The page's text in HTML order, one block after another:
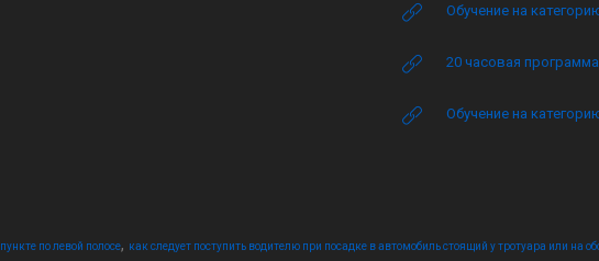
Обучение на
20 часовая
Обучение на
по левой полосе, как следует поступить водителю при посадке в автомобиль стоящий у тротуара или на